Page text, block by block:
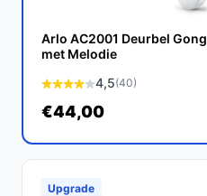
Samenvattend biedt de
gebruiksgemak,
huiseigenaren als bedrijven
deurbelset zoeken.
Ontdek alle specificaties en
Arlo AC2001 Deurbel
met Melodie
4,5(40)
€44,00
Upgrade